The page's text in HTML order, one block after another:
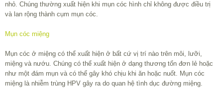
nhỏ. Chúng thường xuất hiện khi mụn cóc hình chỉ không được điều trị
và lan rộng thành cụm mụn cóc.
Mụn cóc miệng
Mụn cóc ở miệng có thể xuất hiện ở bất cứ vị trí nào trên môi, lưỡi,
miệng và nướu. Chúng có thể xuất hiện ở dạng thương tổn đơn lẻ hoặc
như một đám mụn và có thể gây khó chịu khi ăn hoặc nuốt. Mụn cóc
miệng là nhiễm trùng HPV gây ra do quan hệ tình dục đường miệng.